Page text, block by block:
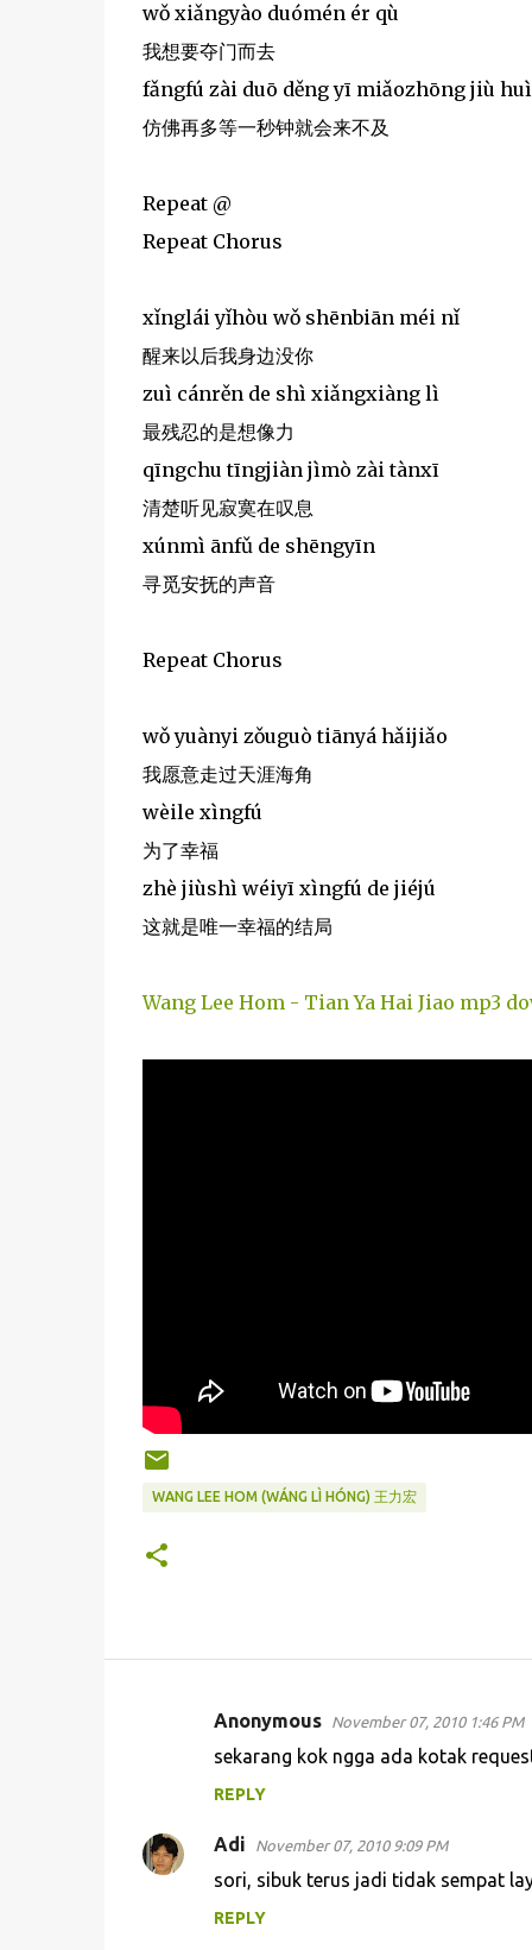
wǒ xiǎngyào duómén ér qù
我想要夺门而去
fǎngfú zài duō děng yī miǎozhōng jiù
仿佛再多等一秒钟就会来不及
Repeat @
Repeat Chorus
xǐnglái yǐhòu wǒ shēnbiān méi nǐ
醒来以后我身边没你
zuì cánrěn de shì xiǎngxiàng lì
最残忍的是想像力
qīngchu tīngjiàn jìmò zài tànxī
清楚听见寂寞在叹息
xúnmì ānfǔ de shēngyīn
寻觅安抚的声音
Repeat Chorus
wǒ yuànyi zǒuguò tiānyá hǎijiǎo
我愿意走过天涯海角
wèile xìngfú
为了幸福
zhè jiùshì wéiyī xìngfú de jiéjú
这就是唯一幸福的结局
Wang Lee Hom - Tian Ya Hai Jiao mp3
WANG LEE HOM (WÁNG LÌ HÓNG) 王力宏
m
e
Anonymous November 07, 2010 1:46 PM
sekarang kok ngga ada kotak
REPLY
Adi November 07, 2010 9:09 PM
sori, sibuk terus jadi tidak sempat
REPLY